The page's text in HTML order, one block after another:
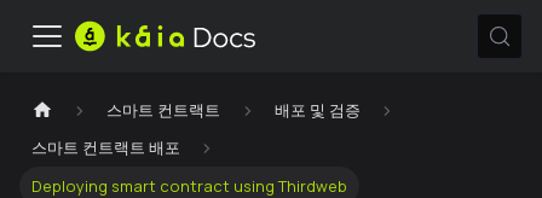
스마트 컨트랙트
배포 및 검증
스마트 컨트랙트 배포
Deploying smart contract using Thirdweb